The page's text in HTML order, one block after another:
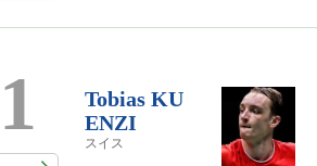
1
Tobias KU
ENZI
スイス